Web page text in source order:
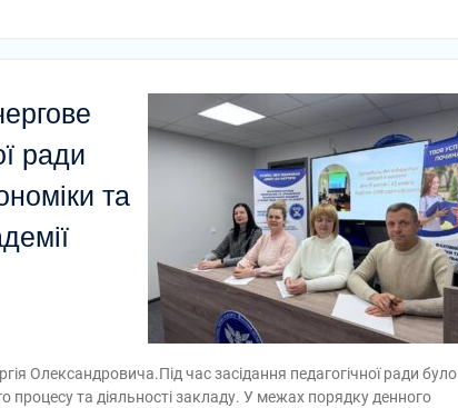
ради
та
Олександровича.Під час засідання педагогічної ради було
процесу та діяльності закладу. У межах порядку денного